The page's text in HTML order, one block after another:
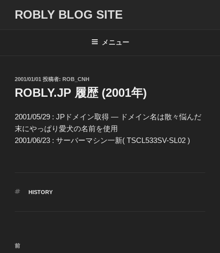
ROBLY BLOG SITE
メニュー
投
稿
日:
2001/01/01 投稿者: ROB_CNH
ROBLY.JP 履歴 (2001年)
2001/05/29 : JPドメイン取得 — ドメイン名は散々悩んだ
末にやっぱり愛犬の名前を使用
2001/06/23 : サーバーマシン一新( TSCL533SV-SL02 )
タ
HISTORY
投
前
前